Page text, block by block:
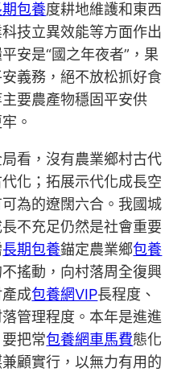
期包養度耕地維護和東西
技立異效能等方面作出
安是“國之年夜者”，果
義務，絕不放松抓好食
要農產物穩固平安供
。
看，沒有農業鄉村古代
化；拓展示代化成長空
為的遼闊六合。我國城
不充足仍然是社會重要
長期包養錨定農業鄉包養
搖動，向村落周全復興
成包養網VIP長程度、
管理程度。本年是進進
把常包養網車馬費態化
顧實行，以無力有用的